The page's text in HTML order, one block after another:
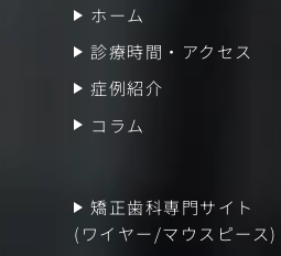
ホーム
診療時間・アクセス
症例紹介
コラム
矯正歯科専門サイト
(ワイヤー/マウスピース)